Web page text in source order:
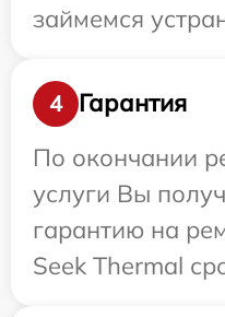
займемся
4
Гарантия
По окончании
услуги Вы
гарантию на
Seek Thermal